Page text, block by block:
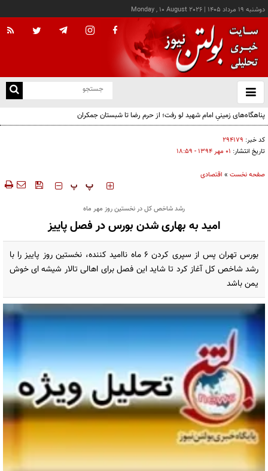
دوشنبه ۱۹ مرداد ۱۴۰۵ |
Monday , 10 August 2026
باز
و
کد خبر: ۲۹۴۱۷۹
تاریخ انتشار: ۰۱ مهر ۱۳۹۴ - ۱۸:۵۹
صفحه نخست » اقتصادی
‍‍‍ پ پ
رشد شاخص کل در نخستین روز مهر ماه
امید به بهاری شدن بورس در فصل پاییز
بورس تهران پس از سپری کردن 6 ماه ناامید کننده، نخستین روز پاییز را با
رشد شاخص کل آغاز کرد تا شاید این فصل برای اهالی تالار شیشه ای خوش
یمن باشد